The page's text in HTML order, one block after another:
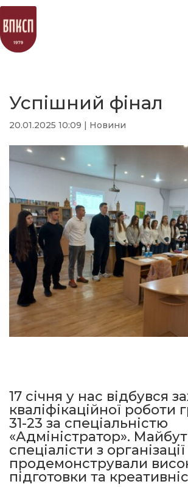
Успішний фінал
20.01.2025 10:09 Новини
17 січня у нас відбувся
кваліфікаційної роботи
31-23 за спеціальністю
«Адміністратор».
спеціалісти з
продемонстрували
підготовки та